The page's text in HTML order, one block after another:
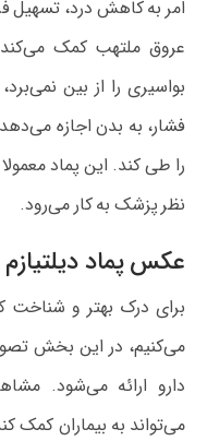
امر به کاهش درد، تسهیل
عروق ملتهب کمک
بواسیری را از بین
فشار، به بدن اجازه می‌دهد
را طی کند. این پماد
نظر پزشک به کار می‌رود.
عکس پماد دیلتیازم
برای درک بهتر و
می‌کنیم، در این بخش
دارو ارائه می‌شود.
می‌تواند به بیماران کمک